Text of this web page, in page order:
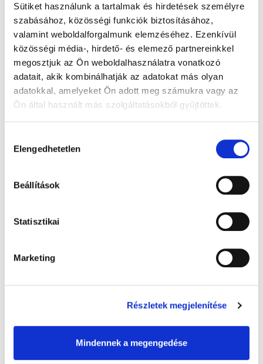
Sütiket használunk a tartalmak és hirdetések személyre
szabásához, közösségi funkciók biztosításához,
valamint weboldalforgalmunk elemzéséhez. Ezenkívül
közösségi média-, hirdető- és elemező partnereinkkel
megosztjuk az Ön weboldalhasználatra vonatkozó
adatait, akik kombinálhatják az adatokat más olyan
adatokkal, amelyeket Ön adott meg számukra vagy az
Ön által használt más szolgáltatásokból gyűjtöttek.
kiválasztása
Elengedhetetlen
Beállítások
Statisztikai
Marketing
Részletek megjelenítése
Mindennek a megengedése
Gyógyhír kvíz
Válaszoljon három kérdésünkre, és nyerje meg
Az online vásárlás sötét oldala: így
óvjuk meg magunkat és gyermekeinket
Fogyást ígérő slágertermékek, bizonytalan eredetű
étrendkiegészítők, színes-szagos e-cigaretták, va ...